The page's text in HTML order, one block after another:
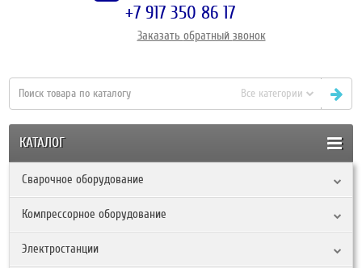
+7 917 350 86 17
Заказать обратный звонок
Все категории
КАТАЛОГ
Сварочное оборудование
Компрессорное оборудование
Электростанции